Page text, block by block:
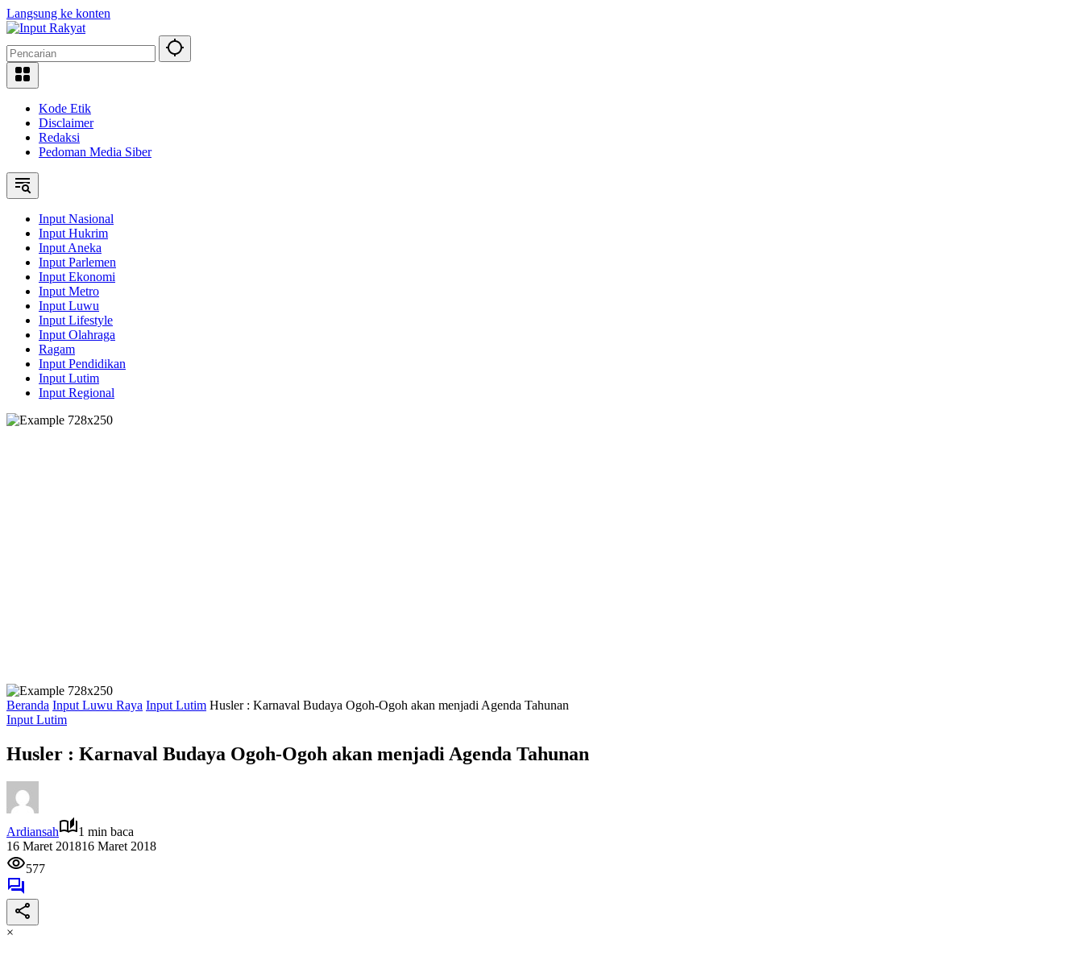
Langsung ke konten
Kode Etik
Disclaimer
Redaksi
Pedoman Media Siber
Input Nasional
Input Hukrim
Input Aneka
Input Parlemen
Input Ekonomi
Input Metro
Input Luwu
Input Lifestyle
Input Olahraga
Ragam
Input Pendidikan
Input Lutim
Input Regional
Beranda Input Luwu Raya Input Lutim Husler : Karnaval Budaya Ogoh-Ogoh akan menjadi Agenda Tahunan
Input Lutim
Husler : Karnaval Budaya Ogoh-Ogoh akan menjadi Agenda Tahunan
Ardiansah
1 min baca
16 Maret 201816 Maret 2018
577
×